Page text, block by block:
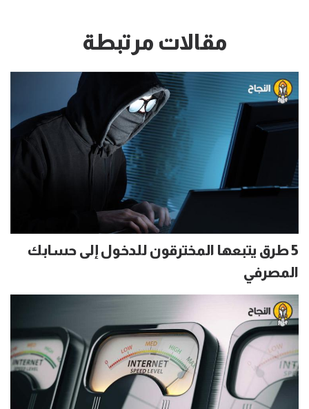
مقالات مرتبطة
5 طرق يتبعها المخترقون للدخول إلى حسابك
المصرفي